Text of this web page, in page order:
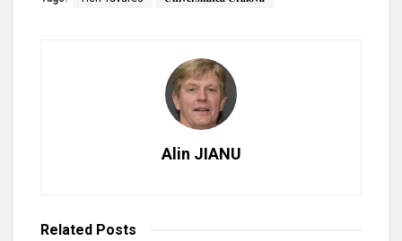
Alin JIANU
Related Posts